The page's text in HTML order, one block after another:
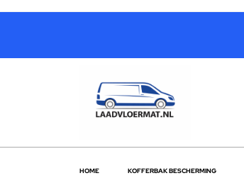
HOME KOFFERBAK BESCHERMING